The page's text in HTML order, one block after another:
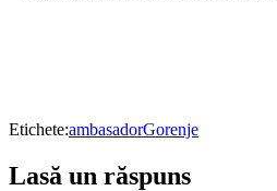
Etichete:ambasadorGorenje
Lasă un răspuns